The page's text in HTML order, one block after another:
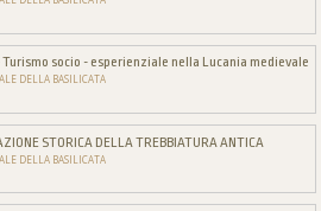
- Turismo socio - esperienziale nella Lucania medievale
DELLA BASILICATA
STORICA DELLA TREBBIATURA ANTICA
DELLA BASILICATA